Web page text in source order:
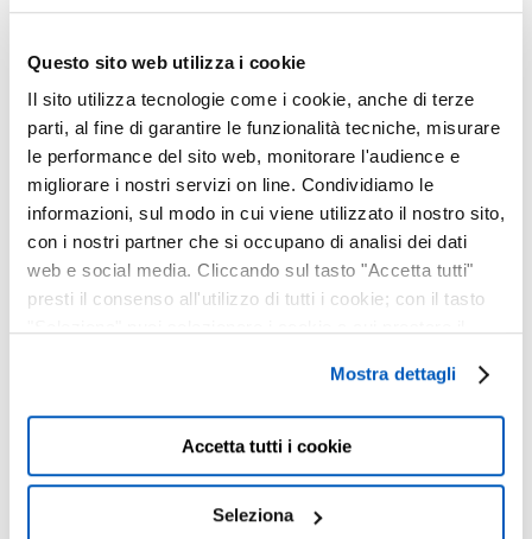
Questo sito web utilizza i cookie
Il sito utilizza tecnologie come i cookie, anche di terze
parti, al fine di garantire le funzionalità tecniche, misurare
le performance del sito web, monitorare l'audience e
migliorare i nostri servizi on line. Condividiamo le
informazioni, sul modo in cui viene utilizzato il nostro sito,
con i nostri partner che si occupano di analisi dei dati
web e social media. Cliccando sul tasto "Accetta tutti"
presti il consenso all'utilizzo di tutti i cookie; con il tasto
destra puoi continuare la navigazione solo con l'utilizzo
dei cookie necessari. Per saperne di più ed
eventualmente modificare il tuo consenso, consulta
l'Informativa suCookiesePrivacy. È possibile
consenso in qualsiasi momento, accedendo al pannello
Mostra dettagli
Accetta tutti i cookie
Seleziona
14 Dicembre, 2024
BACK TO SCHOOL :
APRI IL LIBRO
DELLE OFFERTE!
OCCHIALI GLARE :
ECCELLENZA TUTTA
LAVORA CON NOI
24 Novembre, 2023